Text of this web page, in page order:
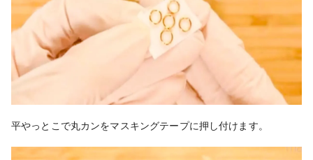
平やっとこで丸カンをマスキングテープに押し付けます。